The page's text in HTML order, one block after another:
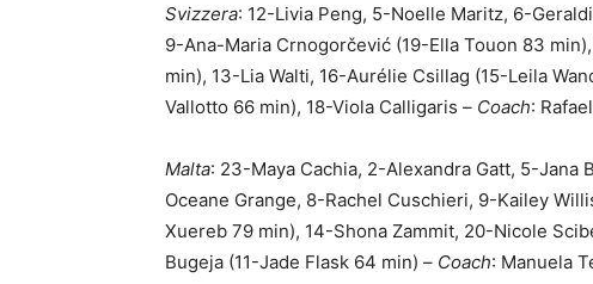
Svizzera: 12-Livia Peng, 5-Noelle Maritz, 6-
9-Ana-Maria Crnogorčević (19-Ella Touon 83
min), 13-Lia Walti, 16-Aurélie Csillag (15-Leila
Vallotto 66 min), 18-Viola Calligaris – Coach:
Malta: 23-Maya Cachia, 2-Alexandra Gatt, 5-Jana
Oceane Grange, 8-Rachel Cuschieri, 9-Kailey
Xuereb 79 min), 14-Shona Zammit, 20-Nicole
Bugeja (11-Jade Flask 64 min) – Coach: Manuela